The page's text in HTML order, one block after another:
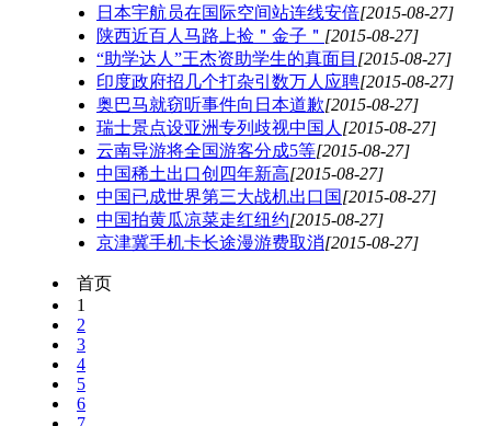
日本宇航员在国际空间站连线安倍[2015-08-27]
陕西近百人马路上捡＂金子＂ [2015-08-27]
“助学达人”王杰资助学生的真面目 [2015-08-27]
印度政府招几个打杂引数万人应聘[2015-08-27]
奥巴马就窃听事件向日本道歉[2015-08-27]
瑞士景点设亚洲专列歧视中国人 [2015-08-27]
云南导游将全国游客分成5等[2015-08-27]
中国稀土出口创四年新高[2015-08-27]
中国已成世界第三大战机出口国[2015-08-27]
中国拍黄瓜凉菜走红纽约[2015-08-27]
京津冀手机卡长途漫游费取消[2015-08-27]
首页
1
2
3
4
5
6